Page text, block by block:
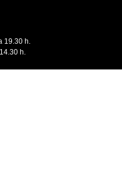
19.30 h.
h.